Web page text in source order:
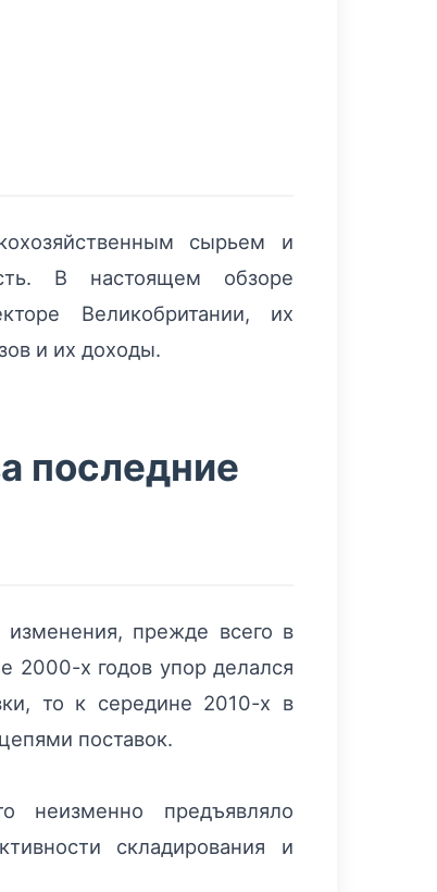
сырьем и
В настоящем обзоре
Великобритании, их
и их доходы.
последние
изменения, прежде всего в
2000-х годов упор делался
то к середине 2010-х в
поставок.
неизменно предъявляло
складирования и